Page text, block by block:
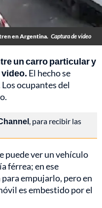
en Argentina. Captura de video
un carro particular y
El hecho se
ocupantes del
, para recibir las
puede ver un vehículo
férrea; en ese
empujarlo, pero en
es embestido por el